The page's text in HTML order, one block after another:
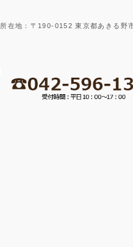
所在地：〒190-0152 東京都あきる野